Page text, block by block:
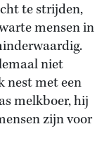
te strijden,
mensen in
niet
nest met een
melkboer, hij
zijn voor